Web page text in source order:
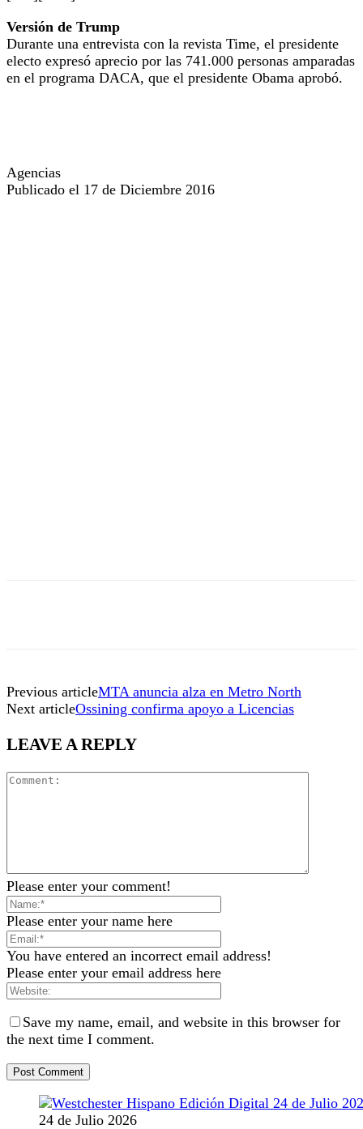
Versión de Trump
Durante una entrevista con la revista Time, el presidente
electo expresó aprecio por las 741.000 personas amparadas
en el programa DACA, que el presidente Obama aprobó.
Agencias
Publicado el 17 de Diciembre 2016
Previous articleMTA anuncia alza en Metro North
Next articleOssining confirma apoyo a Licencias
LEAVE A REPLY
Please enter your comment!
Please enter your name here
You have entered an incorrect email address!
Please enter your email address here
Save my name, email, and website in this browser for
the next time I comment.
24 de Julio 2026